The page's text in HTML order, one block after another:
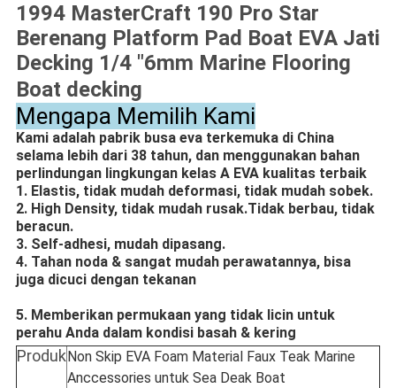
1994 MasterCraft 190 Pro Star
Berenang Platform Pad Boat EVA Jati
Decking 1/4 "6mm Marine Flooring
Boat decking
Mengapa Memilih Kami
Kami adalah pabrik busa eva terkemuka di China
selama lebih dari 38 tahun, dan menggunakan bahan
perlindungan lingkungan kelas A EVA kualitas terbaik
1. Elastis, tidak mudah deformasi, tidak mudah sobek.
2. High Density, tidak mudah rusak.Tidak berbau, tidak
beracun.
3. Self-adhesi, mudah dipasang.
4. Tahan noda & sangat mudah perawatannya, bisa
juga dicuci dengan tekanan
5. Memberikan permukaan yang tidak licin untuk
perahu Anda dalam kondisi basah & kering
Produk Non Skip EVA Foam Material Faux Teak Marine
Anccessories untuk Sea Deak Boat